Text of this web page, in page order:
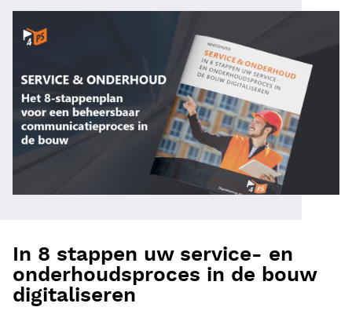
In 8 stappen uw service- en
onderhoudsproces in de bouw
digitaliseren